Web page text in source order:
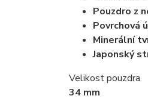
Pouzdro z
Povrchová
Minerální
Japonský
Velikost pouzdra
34 mm